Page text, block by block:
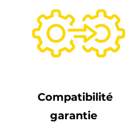
Compatibilité
garantie